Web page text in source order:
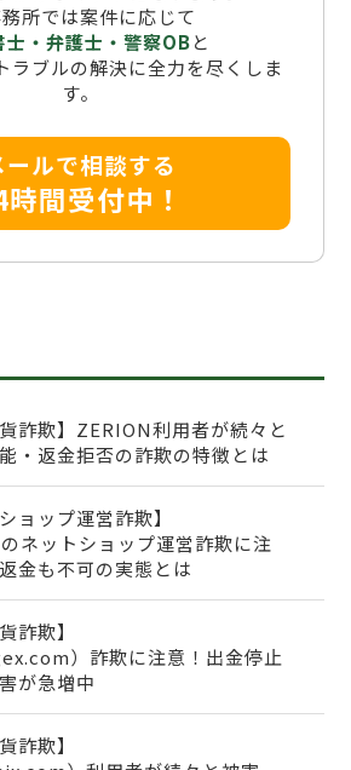
所では案件に応じて
士・弁護士・警察OBと
ラブルの解決に全力を尽くしま
す。
ールで相談する
間受付中！
詐欺】ZERION利用者が続々と
・返金拒否の詐欺の特徴とは
ョップ運営詐欺】
ネットショップ運営詐欺に注
金も不可の実態とは
詐欺】
）詐欺に注意！出金停止
が急増中
詐欺】